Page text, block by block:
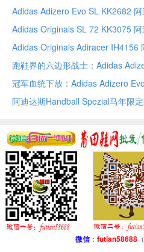
微信： futian58688（